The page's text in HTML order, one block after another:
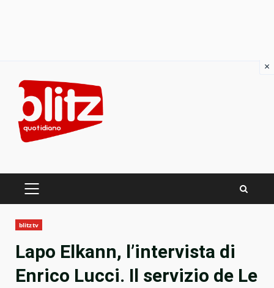
content
PRIMARY
blitztv
Lapo Elkann, l’intervista di
Enrico Lucci. Il servizio de Le
×